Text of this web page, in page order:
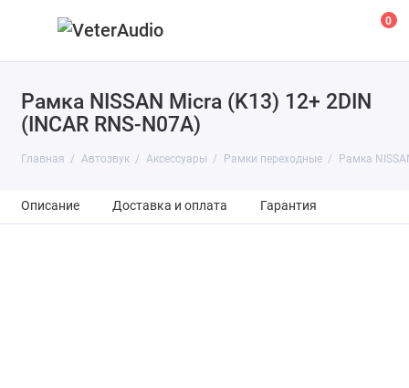
0
Рамка NISSAN Micra (K13) 12+ 2DIN
(INCAR RNS-N07A)
Главная Автозвук Аксессуары Рамки переходные Рамка
Описание Доставка и оплата Гарантия